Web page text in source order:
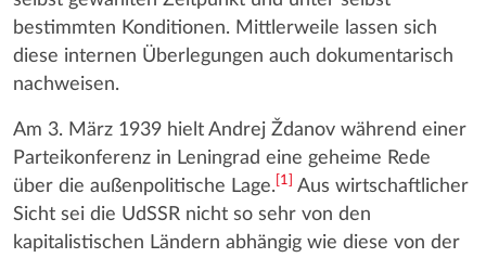
bestimmten Konditionen. Mittlerweile lassen sich
diese internen Überlegungen auch dokumentarisch
nachweisen.
Am 3. März 1939 hielt Andrej Ždanov während einer
Parteikonferenz in Leningrad eine geheime Rede
über die außenpolitische Lage. 1
Aus wirtschaftlicher
Sicht sei die UdSSR nicht so sehr von den
kapitalistischen Ländern abhängig wie diese von der